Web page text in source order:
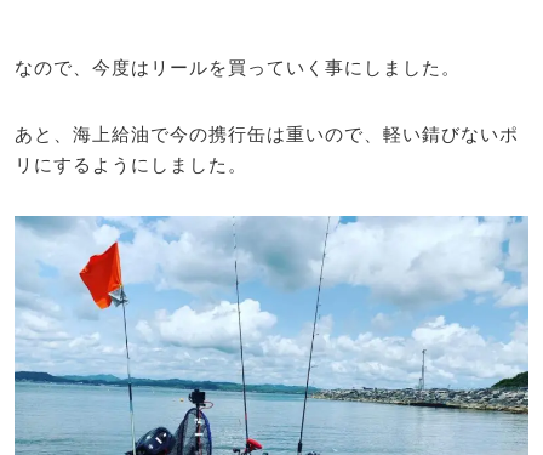
なので、今度はリールを買っていく事にしました。
あと、海上給油で今の携行缶は重いので、軽い錆びないポ
リにするようにしました。